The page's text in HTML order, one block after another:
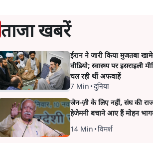
ताजा खबरें
ईरान ने जारी किया मुजतबा
वीडियो; स्वास्थ्य पर इसराइली
चल रही थीं अफवाहें
7 Min •दुनिया
जेन-ज़ी के लिए नहीं, संघ की
हेजेमनी बचाने आए हैं मोहन
14 Min •विमर्श